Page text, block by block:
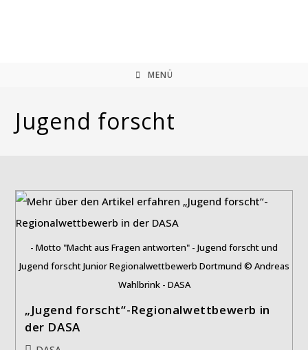
MENÜ
Jugend forscht
- Motto "Macht aus Fragen antworten" - Jugend forscht und
Jugend forscht Junior Regionalwettbewerb Dortmund © Andreas
Wahlbrink - DASA
„Jugend forscht“-Regionalwettbewerb in
der DASA